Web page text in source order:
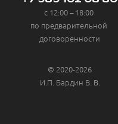
с 12:00 – 18:00
по предварительной
договоренности
© 2020-2026
И.П. Бардин В. В.